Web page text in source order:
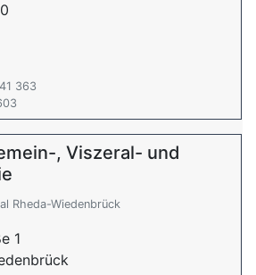
363
, Viszeral- und
Rheda-Wiedenbrück
1